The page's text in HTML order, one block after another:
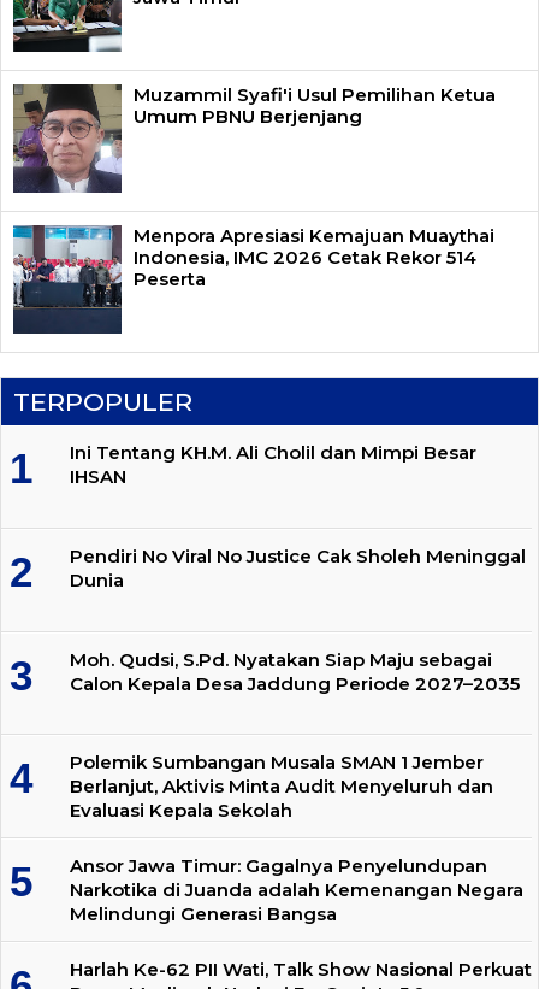
Muzammil Syafi'i Usul Pemilihan Ketua
Umum PBNU Berjenjang
Menpora Apresiasi Kemajuan Muaythai
Indonesia, IMC 2026 Cetak Rekor 514
Peserta
TERPOPULER
Ini Tentang KH.M. Ali Cholil dan Mimpi Besar
IHSAN
Pendiri No Viral No Justice Cak Sholeh Meninggal
Dunia
Moh. Qudsi, S.Pd. Nyatakan Siap Maju sebagai
Calon Kepala Desa Jaddung Periode 2027–2035
Polemik Sumbangan Musala SMAN 1 Jember
Berlanjut, Aktivis Minta Audit Menyeluruh dan
Evaluasi Kepala Sekolah
Ansor Jawa Timur: Gagalnya Penyelundupan
Narkotika di Juanda adalah Kemenangan Negara
Melindungi Generasi Bangsa
Harlah Ke-62 PII Wati, Talk Show Nasional Perkuat